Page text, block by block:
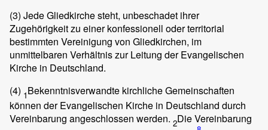
(3) Jede Gliedkirche steht, unbeschadet ihrer
Zugehörigkeit zu einer konfessionell oder territorial
bestimmten Vereinigung von Gliedkirchen, im
unmittelbaren Verhältnis zur Leitung der Evangelischen
Kirche in Deutschland.
(4) 1Bekenntnisverwandte kirchliche Gemeinschaften
können der Evangelischen Kirche in Deutschland durch
Vereinbarung angeschlossen werden. 2Die Vereinbarung